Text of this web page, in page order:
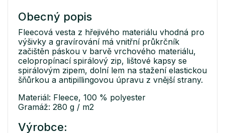
Obecný popis
Fleecová vesta z hřejivého materiálu vhodná pro
výšivky a gravírování má vnitřní průkrčník
začištěn páskou v barvě vrchového materiálu,
celopropínací spirálový zip, lištové kapsy se
spirálovým zipem, dolní lem na stažení elastickou
šňůrkou a antipillingovou úpravu z vnější strany.
Materiál: Fleece, 100 % polyester
Gramáž: 280 g / m2
Výrobce: